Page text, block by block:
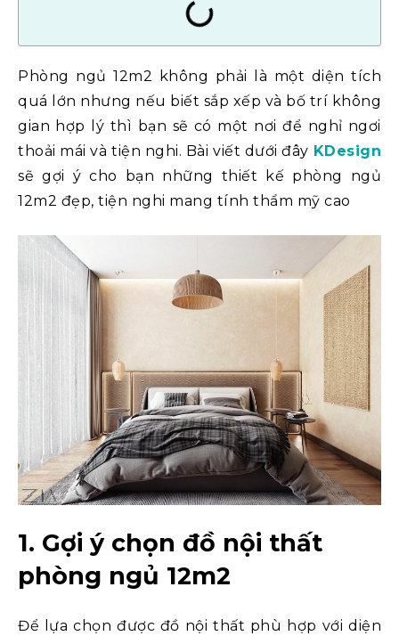
Phòng ngủ 12m2 không phải là một diện tích
quá lớn nhưng nếu biết sắp xếp và bố trí không
gian hợp lý thì bạn sẽ có một nơi để nghỉ ngơi
thoải mái và tiện nghi. Bài viết dưới đây KDesign
sẽ gợi ý cho bạn những thiết kế phòng ngủ
12m2 đẹp, tiện nghi mang tính thẩm mỹ cao
1. Gợi ý chọn đồ nội thất
phòng ngủ 12m2
Để lựa chọn được đồ nội thất phù hợp với diện